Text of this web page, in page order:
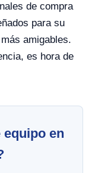
de compra
para su
amigables.
es hora de
en